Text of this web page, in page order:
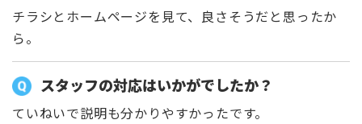
チラシとホームページを見て、良さそうだと思ったか
ら。
スタッフの対応はいかがでしたか？
ていねいで説明も分かりやすかったです。